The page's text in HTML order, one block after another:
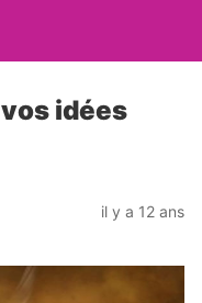
idées
il y a 12 ans